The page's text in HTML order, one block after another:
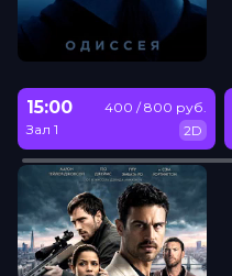
15:00
Зал 1
400 / 800 руб.
2D